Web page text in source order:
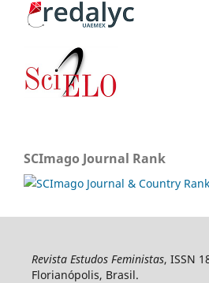
SCImago Journal Rank
Revista Estudos Feministas, ISSN
Florianópolis, Brasil.